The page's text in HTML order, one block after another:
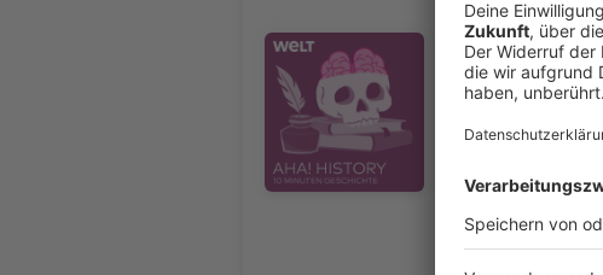
Audiotitel - Atlantropa – als ein
Das Mittelmeer
für uns vielleicht
dem Projekt
Zehn Minuten
Serdar Deniz
https://
https://
30.12.2024 03:00